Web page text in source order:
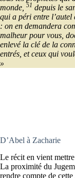
monde, 51 depuis le
qui a péri entre l’autel
: on en demandera
malheur pour vous,
enlevé la clé de la
entrés, et ceux qui
»
D’Abel à Zacharie
Le récit en vient
La proximité du
rendre compte de